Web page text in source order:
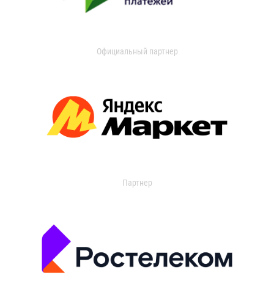
Официальный партнер
Партнер